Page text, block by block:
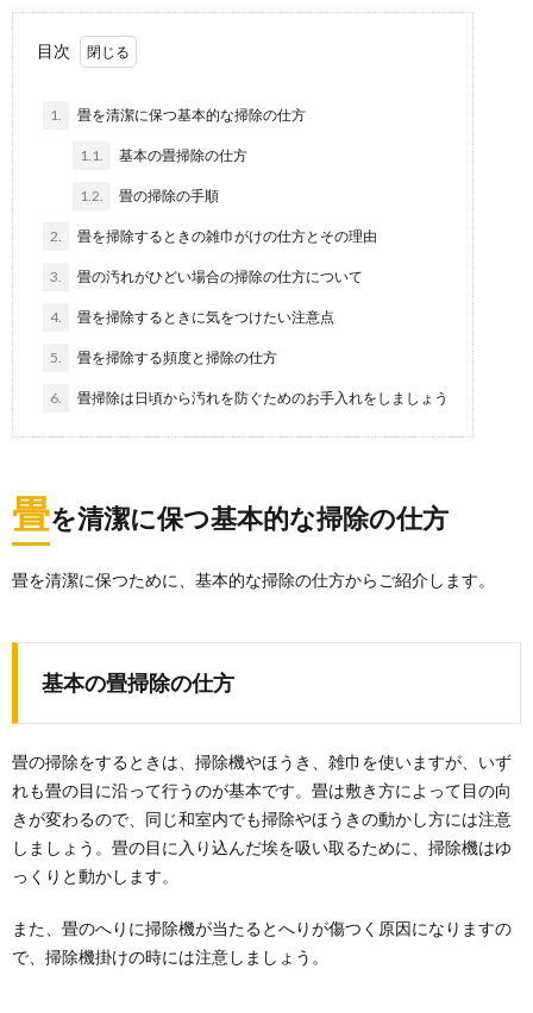
を綺麗に保つ方法
部屋中服で溢れ、どうしても片付けができない…そんな
悩みありませんか？ 特に女性は服の数も多くなりが...
目次
1. 畳を清潔に保つ基本的な掃除の仕方
1.1. 基本の畳掃除の仕方
1.2. 畳の掃除の手順
2. 畳を掃除するときの雑巾がけの仕方とその理由
3. 畳の汚れがひどい場合の掃除の仕方について
4. 畳を掃除するときに気をつけたい注意点
5. 畳を掃除する頻度と掃除の仕方
6. 畳掃除は日頃から汚れを防ぐためのお手入れをしましょう
畳を清潔に保つ基本的な掃除の仕方
畳を清潔に保つために、基本的な掃除の仕方からご紹介します。
基本の畳掃除の仕方
畳の掃除をするときは、掃除機やほうき、雑巾を使いますが、いず
れも畳の目に沿って行うのが基本です。畳は敷き方によって目の向
きが変わるので、同じ和室内でも掃除やほうきの動かし方には注意
しましょう。畳の目に入り込んだ埃を吸い取るために、掃除機はゆ
っくりと動かします。
また、畳のへりに掃除機が当たるとへりが傷つく原因になりますの
で、掃除機掛けの時には注意しましょう。